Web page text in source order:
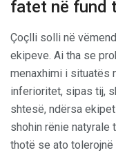
fatet në fund
Çoçlli solli në
ekipeve. Ai tha se
menaxhimi i situatës
inferioritet, sipas tij,
shtesë, ndërsa
shohin rënie natyrale
thotë se ato